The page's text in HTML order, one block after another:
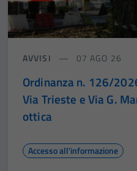
AVVISI 07 AGO 26
Ordinanza n. 126/
Via Trieste e Via G.
ottica
Accesso all'informazione